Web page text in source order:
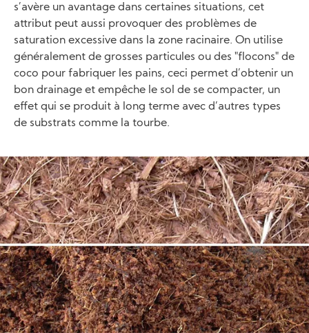
s’avère un avantage dans certaines situations, cet
attribut peut aussi provoquer des problèmes de
saturation excessive dans la zone racinaire. On utilise
généralement de grosses particules ou des "flocons" de
coco pour fabriquer les pains, ceci permet d’obtenir un
bon drainage et empêche le sol de se compacter, un
effet qui se produit à long terme avec d’autres types
de substrats comme la tourbe.
Image